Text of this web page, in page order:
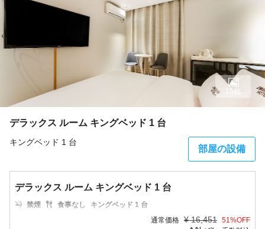
デラックス ルーム キングベッド 1 台
キングベッド 1 台
部屋の設備
15枚
デラックス ルーム キングベッド 1 台
禁煙 食事なし
キングベッド 1 台
通常価格 ¥ 16,451 51%OFF